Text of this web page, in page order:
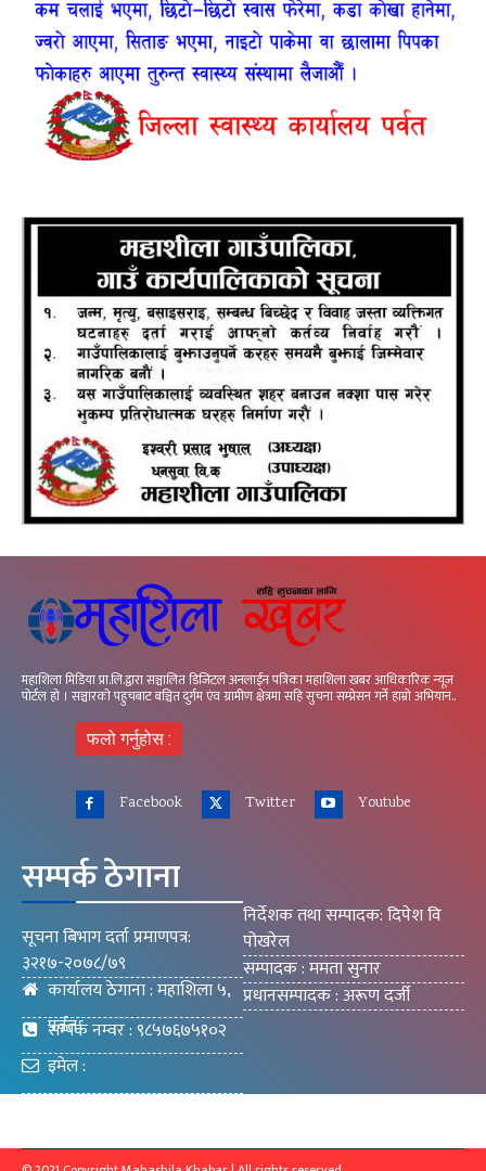
महाशिला मिडिया प्रा.लि.द्वारा सञ्चालित डिजिटल अनलाईन पत्रिका महाशिला खबर आधिकारिक न्यूज
पोर्टल हो । सञ्चारको पहुचबाट बञ्चित दुर्गम एंव ग्रामीण क्षेत्रमा सहि सुचना सम्प्रेसन गर्ने हाम्रो अभियान..
फलो गर्नुहोस :
Facebook Twitter Youtube
सम्पर्क ठेगाना
सूचना बिभाग दर्ता प्रमाणपत्र:
३२१७-२०७८/७९
कार्यालय ठेगाना : महाशिला ५,
पर्वत
सम्पर्क नम्वर : ९८५७६७५१०२
इमेल :
mahashilakhabar9@gmail.com
निर्देशक तथा सम्पादक: दिपेश वि
पोखरेल
सम्पादक : ममता सुनार
प्रधानसम्पादक : अरूण दर्जी